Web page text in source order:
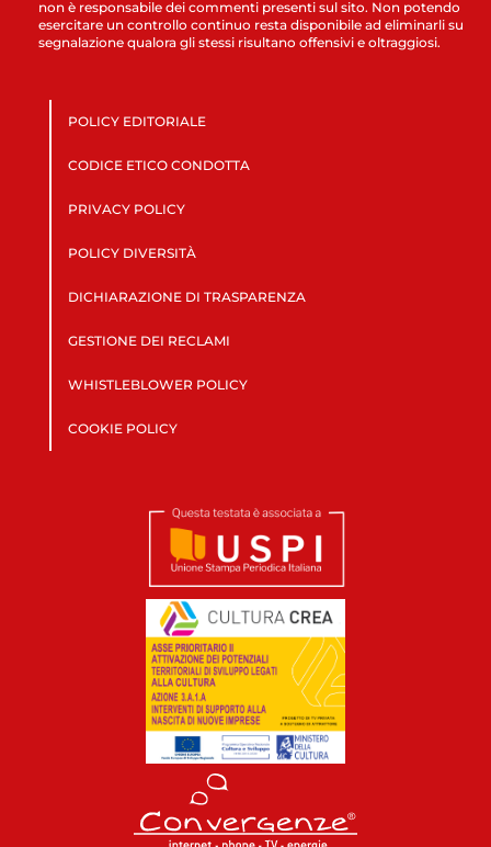
non è responsabile dei commenti presenti sul sito. Non potendo
esercitare un controllo continuo resta disponibile ad eliminarli su
segnalazione qualora gli stessi risultano offensivi e oltraggiosi.
POLICY EDITORIALE
CODICE ETICO CONDOTTA
PRIVACY POLICY
POLICY DIVERSITÀ
DICHIARAZIONE DI TRASPARENZA
GESTIONE DEI RECLAMI
WHISTLEBLOWER POLICY
COOKIE POLICY